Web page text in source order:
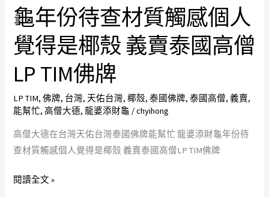
國
牌
大
高
僧
龍
婆
索
佛
稱
龍
婆
索
通
件
龜年份待查材質觸感個人
覺得是椰殼 義賣泰國高僧
LP TIM佛牌
LP TIM,佛牌, 台灣, 天佑台灣,椰殼,泰國佛牌,泰國高僧,義賣,
能幫忙,高僧大德,龍婆添財龜 /chyihong
高僧大德在台灣天佑台灣泰國佛牌能幫忙 龍婆添財龜年份待
查材質觸感個人覺得是椰殼 義賣泰國高僧LP TIM佛牌
在
台
灣
天
佑
台
灣
泰
國
牌
閱讀全文 »